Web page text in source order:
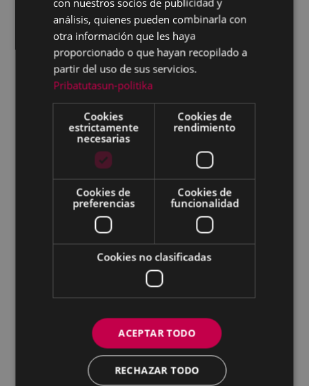
Plan de Acción Ambiental de Eibar 2025
Plan de Acción para el Clima y la Energía
Sostenible de Eibar 2022-2030
Plan estratégico e integral de Movilidad en
el municipio de Eibar
Jornadas Medioambientales
Calidad del aire
Agenda 2030 Escolar
Patrimonio Natural de Eibar
Nuevo Plan de Movilidad Urbana Sostenible
(PMUS) de Eibar
Portal energético de Eibar
análisis, quienes pueden combinarla con
otra información que les haya
proporcionado o que hayan recopilado a
partir del uso de sus servicios.
Pribatutasun-politika
Cookies
estrictamente
necesarias
Cookies de
rendimiento
Cookies de
preferencias
Cookies de
funcionalidad
Cookies no clasificadas
ACEPTAR TODO
RECHAZAR TODO